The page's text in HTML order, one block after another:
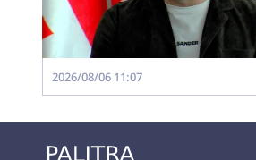
2026/08/06 11:07